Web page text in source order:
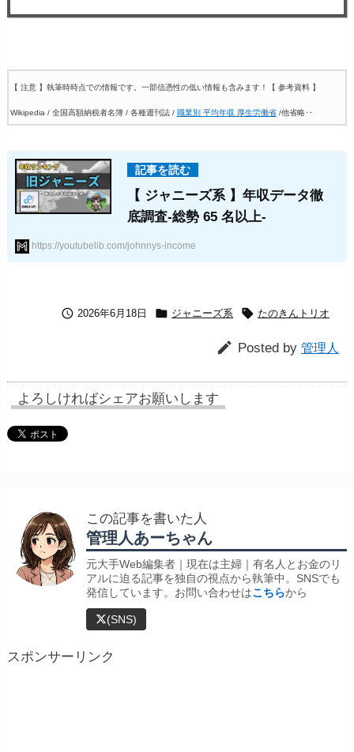
【 注意 】執筆時時点での情報です。一部信憑性の低い情報も含みます！ 【 参考資料 】
Wikipedia / 全国高額納税者名簿 / 各種週刊誌 / 職業別 平均年収 厚生労働省/他省略‥
【 ジャニーズ系 】年収データ徹
底調査-総勢 65 名以上-
https://youtubelib.com/johnnys-income
 2026年6月18日  ジャニーズ系  たのきんトリオ
 Posted by 管理人
よろしければシェアお願いします
この記事を書いた人
管理人あーちゃん
元大手Web編集者｜現在は主婦｜有名人とお金のリ
アルに迫る記事を独自の視点から執筆中。SNSでも
発信しています。お問い合わせはこちらから
(SNS)
スポンサーリンク